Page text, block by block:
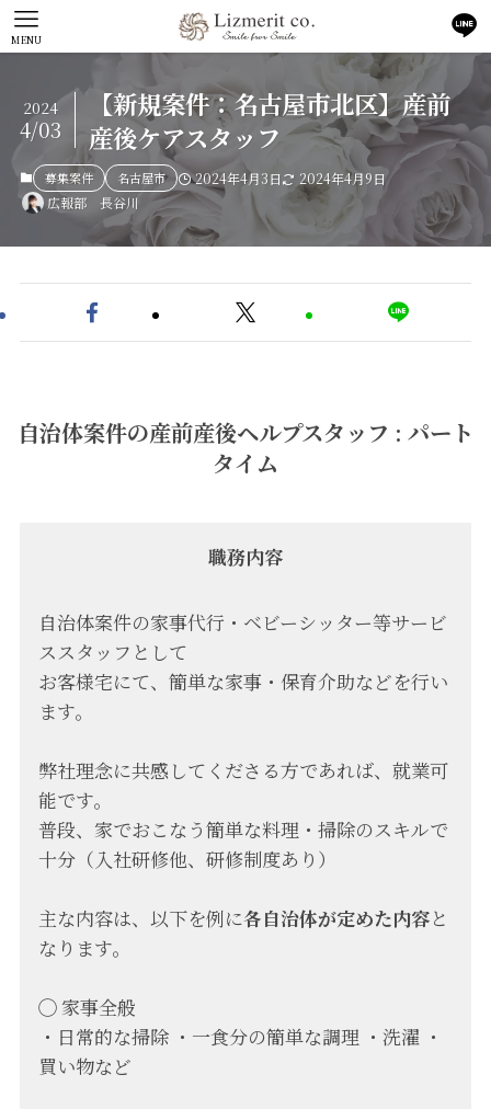
MENU
【新規案件：名古屋市北区】産前
産後ケアスタッフ
2024
4/03
募集案件 名古屋市 2024年4月3日
2024年4月9日
広報部 長谷川
自治体案件の産前産後ヘルプスタッフ : パート
タイム
職務内容
自治体案件の家事代行・ベビーシッター等サービ
ススタッフとして
お客様宅にて、簡単な家事・保育介助などを行い
ます。
弊社理念に共感してくださる方であれば、就業可
能です。
普段、家でおこなう簡単な料理・掃除のスキルで
十分（入社研修他、研修制度あり）
主な内容は、以下を例に各自治体が定めた内容と
なります。
◯ 家事全般
・日常的な掃除 ・一食分の簡単な調理 ・洗濯 ・
買い物など